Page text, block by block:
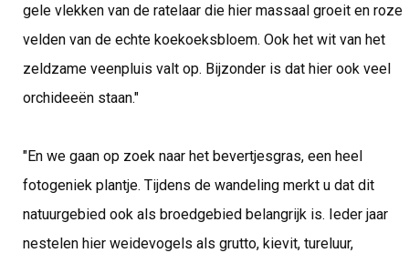
gele vlekken van de ratelaar die hier massaal groeit en roze
velden van de echte koekoeksbloem. Ook het wit van het
zeldzame veenpluis valt op. Bijzonder is dat hier ook veel
orchideeën staan."
"En we gaan op zoek naar het bevertjesgras, een heel
fotogeniek plantje. Tijdens de wandeling merkt u dat dit
natuurgebied ook als broedgebied belangrijk is. Ieder jaar
nestelen hier weidevogels als grutto, kievit, tureluur,